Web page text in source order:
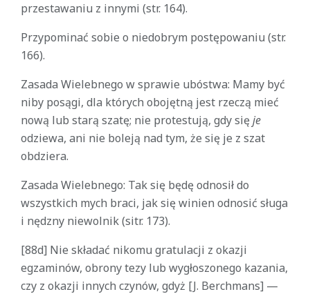
przestawaniu z innymi (str. 164).
Przypominać sobie o niedobrym postępowaniu (str.
166).
Zasada Wielebnego w sprawie ubóstwa: Mamy być
niby posągi, dla których obojętną jest rzeczą mieć
nową lub starą szatę; nie protestują, gdy sięje
odziewa, ani nie boleją nad tym, że się je z szat
obdziera.
Zasada Wielebnego: Tak się będę odnosił do
wszystkich mych braci, jak się winien odnosić sługa
i nędzny niewolnik (sitr. 173).
[88d] Nie składać nikomu gratulacji z okazji
egzaminów, obrony tezy lub wygłoszonego kazania,
czy z okazji innych czynów, gdyż [J. Berchmans] —